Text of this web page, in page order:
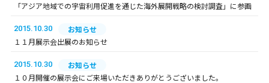
「アジア地域での宇宙利用促進を通じた海外展開戦略の検討調査」に参画
2015.10.30
お知らせ
１１月展示会出展のお知らせ
2015.10.30
お知らせ
１０月開催の展示会にご来場いただきありがとうございました。